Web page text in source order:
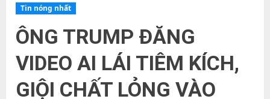
Tin nóng nhất
ÔNG TRUMP ĐĂNG
VIDEO AI LÁI TIÊM KÍCH,
GIỘI CHẤT LỎNG VÀO